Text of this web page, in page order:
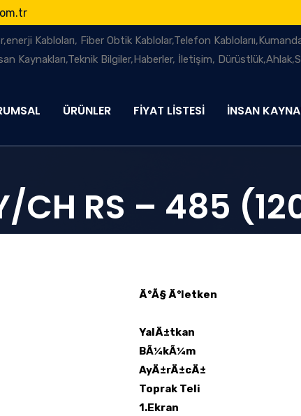
ÜRÜNLER FİYAT LİSTESİ İNSAN
CH RS – 485
Ä°Ã§ Ä°letken
YalÄ±tkan
BÃ¼kÃ¼m
AyÄ±rÄ±cÄ±
Toprak Teli
1.Ekran